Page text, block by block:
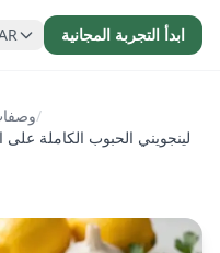
ابدأ التجربة المجانية
/
لينجويني الحبوب الكاملة